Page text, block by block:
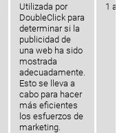
Utilizada por
DoubleClick para
determinar si la
publicidad de
una web ha sido
mostrada
adecuadamente.
Esto se lleva a
cabo para hacer
más eficientes
los esfuerzos de
marketing.
1